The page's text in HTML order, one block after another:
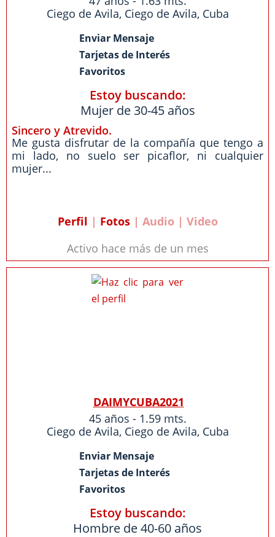
Ciego de Avila, Ciego de Avila, Cuba
Enviar Mensaje
Tarjetas de Interés
Favoritos
Estoy buscando:
Mujer de 30-45 años
Sincero y Atrevido.
Me gusta disfrutar de la compañía que tengo a
mi lado, no suelo ser picaflor, ni cualquier
mujer...
Perfil | Fotos| Audio | Video
Activo hace más de un mes
DAIMYCUBA2021
45 años - 1.59 mts.
Ciego de Avila, Ciego de Avila, Cuba
Enviar Mensaje
Tarjetas de Interés
Favoritos
Estoy buscando:
Hombre de 40-60 años